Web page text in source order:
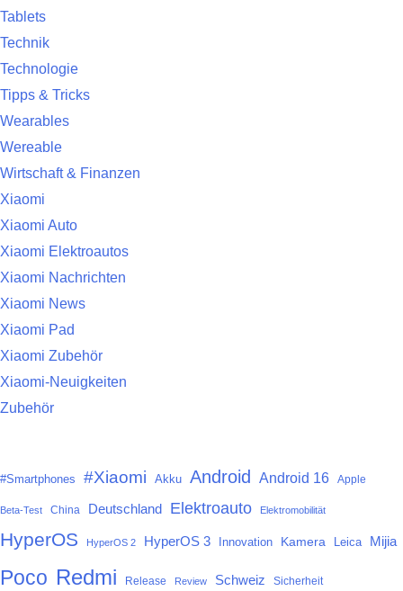
Tablets
Technik
Technologie
Tipps & Tricks
Wearables
Wereable
Wirtschaft & Finanzen
Xiaomi
Xiaomi Auto
Xiaomi Elektroautos
Xiaomi Nachrichten
Xiaomi News
Xiaomi Pad
Xiaomi Zubehör
Xiaomi-Neuigkeiten
Zubehör
#Smartphones #Xiaomi Akku Android Android 16 Apple
Beta-Test China Deutschland Elektroauto Elektromobilität
HyperOS HyperOS 2 HyperOS 3 Innovation Kamera Leica Mijia
Poco Redmi Release Review Schweiz Sicherheit